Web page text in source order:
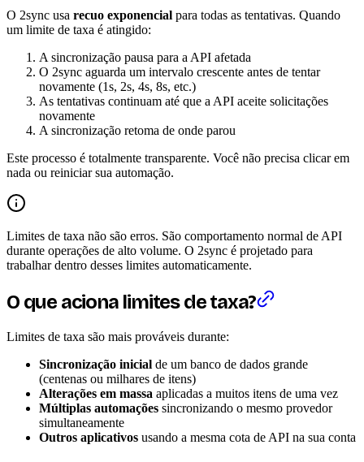
O 2sync usa recuo exponencial para todas as tentativas. Quando
um limite de taxa é atingido:
A sincronização pausa para a API afetada
O 2sync aguarda um intervalo crescente antes de tentar
novamente (1s, 2s, 4s, 8s, etc.)
As tentativas continuam até que a API aceite solicitações
novamente
A sincronização retoma de onde parou
Este processo é totalmente transparente. Você não precisa clicar em
nada ou reiniciar sua automação.
Limites de taxa não são erros. São comportamento normal de API
durante operações de alto volume. O 2sync é projetado para
trabalhar dentro desses limites automaticamente.
O que aciona limites de taxa?
Limites de taxa são mais prováveis durante:
Sincronização inicial de um banco de dados grande
(centenas ou milhares de itens)
Alterações em massa aplicadas a muitos itens de uma vez
Múltiplas automações sincronizando o mesmo provedor
simultaneamente
Outros aplicativos usando a mesma cota de API na sua conta